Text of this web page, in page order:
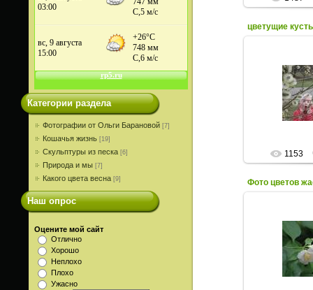
Категории раздела
Фотографии от Ольги Барановой [7]
Кошачья жизнь [19]
Скульптуры из песка [6]
Природа и мы [7]
Какого цвета весна [9]
Наш опрос
Оцените мой сайт
Отлично
Хорошо
Неплохо
Плохо
Ужасно
цветущие
Фото
цветущих
1153
Фото цветов
Фото
цветущих